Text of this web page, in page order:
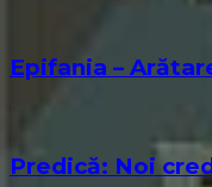
Epifania –
Predică: Noi